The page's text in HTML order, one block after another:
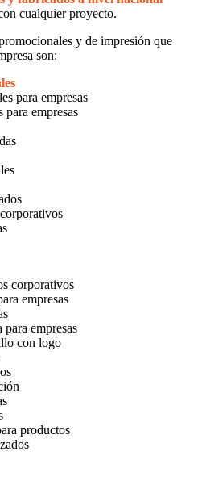
cualquier proyecto.
y de impresión que
son:
para empresas
empresas
corporativos
empresas
para empresas
con logo
productos